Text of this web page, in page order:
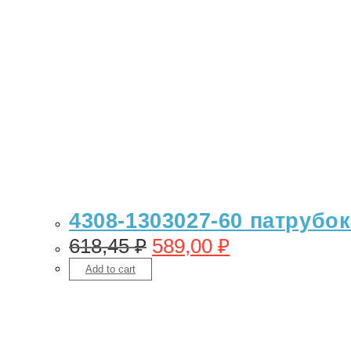
4308-1303027-60
618,45₽ 589,00 ₽
Add to cart